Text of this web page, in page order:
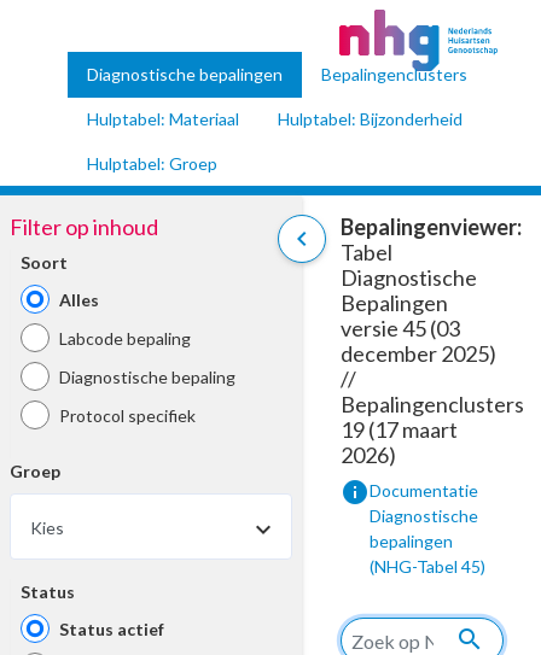
Diagnostische bepalingen Bepalingenclusters
Hulptabel: Materiaal Hulptabel: Bijzonderheid
Hulptabel: Groep
chevron_left
Filter op inhoud
Soort
Alles
Labcode bepaling
Diagnostische bepaling
Protocol specifiek
Groep
Kies
Status
Status actief
Bepalingenviewer:
Tabel
Diagnostische
Bepalingen
versie 45 (03
december 2025)
//
Bepalingenclusters
19 (17 maart
2026)
infoDocumentatie
Diagnostische
bepalingen
(NHG-Tabel 45)
search